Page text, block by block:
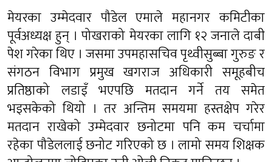
मेयरका उम्मेदवार पौडेल एमाले महानगर कमिटीका
पूर्वअध्यक्ष हुन् । पोखराको मेयरका लागि १२ जनाले दाबी
पेश गरेका थिए । जसमा उपमहासचिव पृथ्वीसुब्बा गुरुङ र
संगठन विभाग प्रमुख खगराज अधिकारी समूहबीच
प्रतिष्ठाको लडाइँ भएपछि मतदान गर्ने तय समेत
भइसकेको थियो । तर अन्तिम समयमा हस्तक्षेप गरेर
मतदान राखेको उम्मेदवार छनोटमा पनि कम चर्चामा
रहेका पौडेललाई छनोट गरिएको छ । लामो समय शिक्षक